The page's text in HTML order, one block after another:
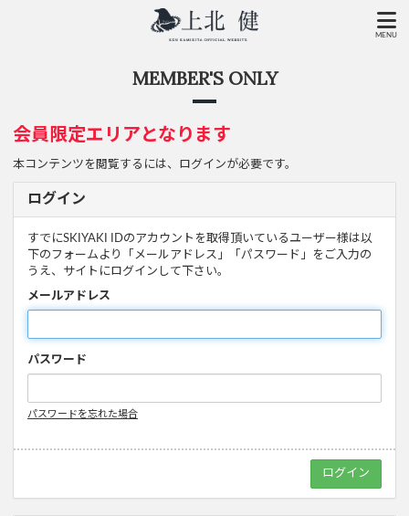
MENU
MEMBER'S ONLY
会員限定エリアとなります
本コンテンツを閲覧するには、ログインが必要です。
ログイン
すでにSKIYAKI IDのアカウントを取得頂いているユーザー様は以
下のフォームより「メールアドレス」「パスワード」をご入力の
うえ、サイトにログインして下さい。
メールアドレス
パスワード
パスワードを忘れた場合